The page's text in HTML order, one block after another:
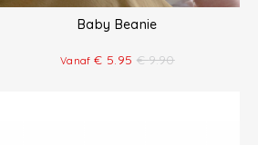
Baby Beanie
Vanaf€ 5.95 € 9.90